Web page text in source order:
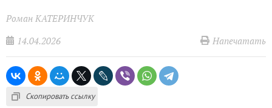
Роман КАТЕРИНЧУК
14.04.2026
Напечатать
Скопировать ссылку